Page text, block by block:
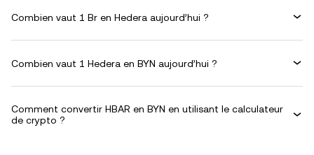
Combien vaut 1 Br en Hedera aujourd’hui ?
Combien vaut 1 Hedera en BYN aujourd’hui ?
Comment convertir HBAR en BYN en utilisant le calculateur
de crypto ?